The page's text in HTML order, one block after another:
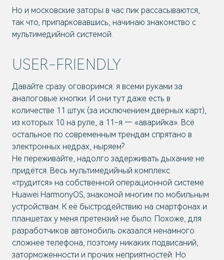
Но и московские заторы в час пик рассасываются,
так что, припарковавшись, начинаю знакомство с
мультимедийной системой.
USER-FRIENDLY
Давайте сразу оговоримся: я всеми руками за
аналоговые кнопки. И они тут даже есть в
количестве 11 штук (за исключением дверных карт),
из которых 10 на руле, а 11-я — «аварийка». Всё
остальное по современным трендам спрятано в
электронных недрах, ныряем?
Не переживайте, надолго задерживать дыхание не
придётся. Весь мультимедийный комплекс
«трудится» на собственной операционной системе
Huawei HarmonyOS, знакомой многим по мобильным
устройствам. К её быстродействию на смартфонах и
планшетах у меня претензий не было. Похоже, для
разработчиков автомобиль оказался ненамного
сложнее телефона, поэтому никаких подвисаний,
заторможенности и прочих неприятностей. Но